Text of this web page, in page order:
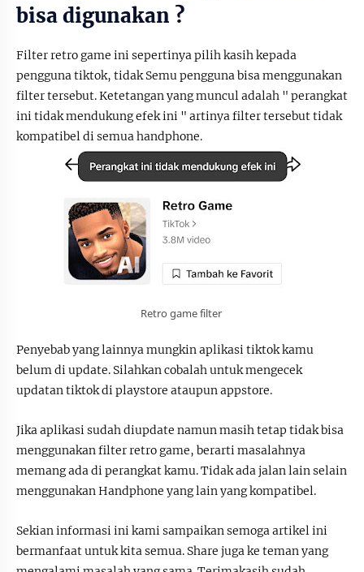
bisa digunakan ?
Filter retro game ini sepertinya pilih kasih kepada
pengguna tiktok, tidak Semu pengguna bisa menggunakan
filter tersebut. Ketetangan yang muncul adalah " perangkat
ini tidak mendukung efek ini " artinya filter tersebut tidak
kompatibel di semua handphone.
Retro game filter
Penyebab yang lainnya mungkin aplikasi tiktok kamu
belum di update. Silahkan cobalah untuk mengecek
updatan tiktok di playstore ataupun appstore.
Jika aplikasi sudah diupdate namun masih tetap tidak bisa
menggunakan filter retro game, berarti masalahnya
memang ada di perangkat kamu. Tidak ada jalan lain selain
menggunakan Handphone yang lain yang kompatibel.
Sekian informasi ini kami sampaikan semoga artikel ini
bermanfaat untuk kita semua. Share juga ke teman yang